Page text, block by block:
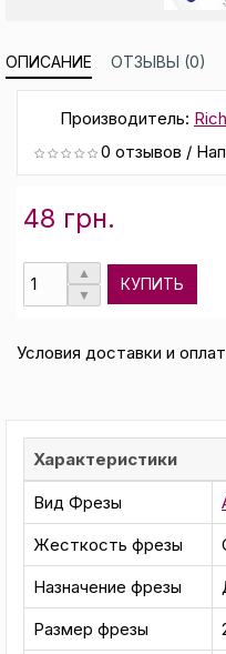
ОПИСАНИЕ ОТЗЫВЫ (0)
Производитель:
0 отзывов /
48 грн.
КУПИТЬ
Условия доставки и
Характеристики
Вид Фрезы
Жесткость фрезы
Назначение фрезы
Размер фрезы